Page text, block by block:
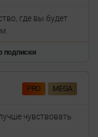
где вы будет
подписки
PRO MEGA
чувствовать